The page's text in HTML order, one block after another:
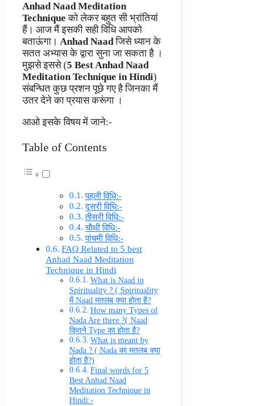
Anhad Naad Meditation
Technique को लेकर बहुत सी भ्रांतियां
हैं। आज मैं इसकी सही विधि आपको
बताऊंगा। Anhad Naadजिसे ध्यान के
सतत अभ्यास के द्वारा सुना जा सकता है ।
मुझसे इससे (5 Best Anhad Naad
Meditation Technique in Hindi)
संबन्धित कुछ प्रशन पूछे गए है जिनका मैं
उतर देने का प्रयास करूंगा ।
आओ इसके विषय में जाने:-
Table of Contents
पहली विधि:-
दूसरी विधि:-
तीसरी विधि:-
चौथी विधि:-
पांचमी विधि:-
FAQ Related to 5 best
Anhad Naad Meditation
Technique in Hindi
What is Naad in
Spirituality ? ( Spirituality
में Naad मतलब क्या होता है?
How many Types of
Nada Are there ?( Naad
कितने Type का होता है?
What is meant by
Nada ? ( Nada का मतलब क्या
होता है?)
Final words for 5
Best Anhad Naad
Meditation Technique in
Hindi:-